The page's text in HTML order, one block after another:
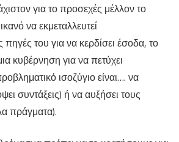
για το προσεχές μέλλον το
να εκμεταλλευτεί
του για να κερδίσει έσοδα, το
κυβέρνηση για να πετύχει
ισοζύγιο είναι…. να
συντάξεις) ή να αυξήσει τους
πράγματα).